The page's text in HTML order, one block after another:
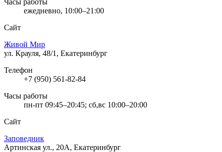
ежедневно, 10:00–21:00
Сайт
Живой Мир
ул. Крауля, 48/1, Екатеринбург
Телефон
+7 (950) 561-82-84
Часы работы
пн-пт 09:45–20:45; сб,вс 10:00–20:00
Сайт
Заповедник
Артинская ул., 20А, Екатеринбург